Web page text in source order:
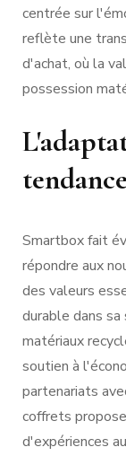
centrée sur
reflète une
d'achat, où la
possession
Smartbox fait
répondre aux
des valeurs
durable dans
matériaux
soutien à
partenariats
coffrets
d'expériences